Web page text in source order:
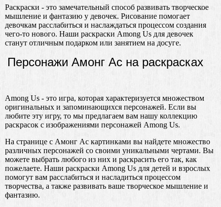
Раскраски - это замечательный способ развивать творческое
мышление и фантазию у девочек. Рисование помогает
девочкам расслабиться и наслаждаться процессом создания
чего-то нового. Наши раскраски Among Us для девочек
станут отличным подарком или занятием на досуге.
Персонажи Амонг Ас на раскрасках
Among Us - это игра, которая характеризуется множеством
оригинальных и запоминающихся персонажей. Если вы
любите эту игру, то мы предлагаем вам нашу коллекцию
раскрасок с изображениями персонажей Among Us.
На странице с Амонг Ас картинками вы найдете множество
различных персонажей со своими уникальными чертами. Вы
можете выбрать любого из них и раскрасить его так, как
пожелаете. Наши раскраски Among Us для детей и взрослых
помогут вам расслабиться и насладиться процессом
творчества, а также развивать ваше творческое мышление и
фантазию.